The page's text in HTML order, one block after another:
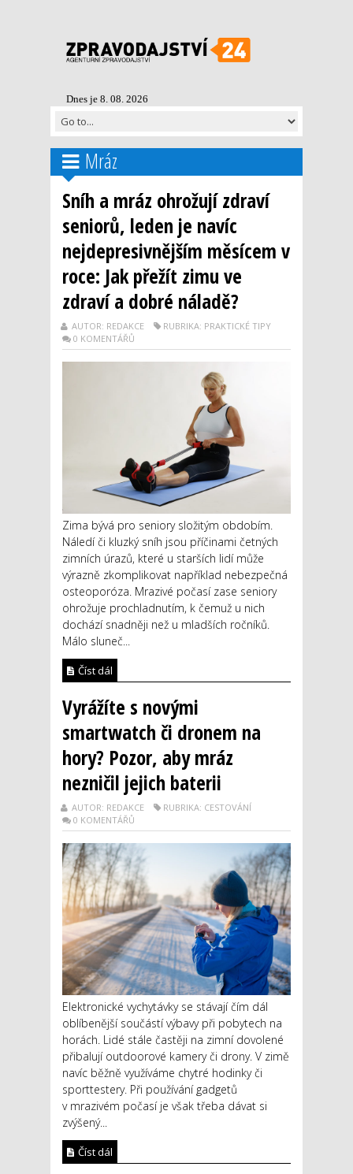
Dnes je 8. 08. 2026
Mráz
Sníh a mráz ohrožují zdraví
seniorů, leden je navíc
nejdepresivnějším měsícem v
roce: Jak přežít zimu ve
zdraví a dobré náladě?
AUTOR: REDAKCE
RUBRIKA: PRAKTICKÉ TIPY
0 KOMENTÁŘŮ
Zima bývá pro seniory složitým obdobím.
Náledí či kluzký sníh jsou příčinami četných
zimních úrazů, které u starších lidí může
výrazně zkomplikovat například nebezpečná
osteoporóza. Mrazivé počasí zase seniory
ohrožuje prochladnutím, k čemuž u nich
dochází snadněji než u mladších ročníků.
Málo sluneč...
Číst dál
Vyrážíte s novými
smartwatch či dronem na
hory? Pozor, aby mráz
nezničil jejich baterii
AUTOR: REDAKCE
RUBRIKA: CESTOVÁNÍ
0 KOMENTÁŘŮ
Elektronické vychytávky se stávají čím dál
oblíbenější součástí výbavy při pobytech na
horách. Lidé stále častěji na zimní dovolené
přibalují outdoorové kamery či drony. V zimě
navíc běžně využíváme chytré hodinky či
sporttestery. Při používání gadgetů
v mrazivém počasí je však třeba dávat si
zvýšený...
Číst dál